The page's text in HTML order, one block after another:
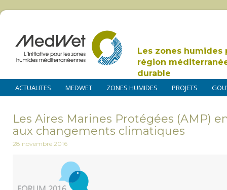
Les zones humides
région
durable
ACTUALITES MEDWET ZONES HUMIDES PROJETS
Les Aires Marines Protégées (AMP)
aux changements climatiques
28 novembre 2016